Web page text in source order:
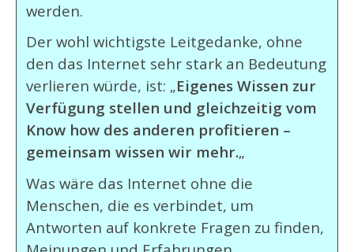
werden.
Der wohl wichtigste Leitgedanke, ohne
den das Internet sehr stark an Bedeutung
verlieren würde, ist: „Eigenes Wissen zur
Verfügung stellen und gleichzeitig vom
Know how des anderen profitieren –
gemeinsam wissen wir mehr.„
Was wäre das Internet ohne die
Menschen, die es verbindet, um
Antworten auf konkrete Fragen zu finden,